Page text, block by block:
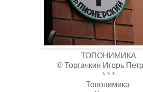
ТОПОНИМИКА
© Торгачкин Игорь
* * *
Топонимика